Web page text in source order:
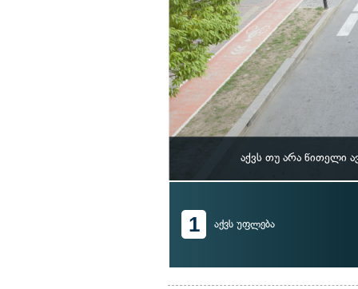
აქვს თუ არა წითელი
1 აქვს უფლება